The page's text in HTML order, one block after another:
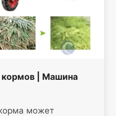
кормов | Машина
может